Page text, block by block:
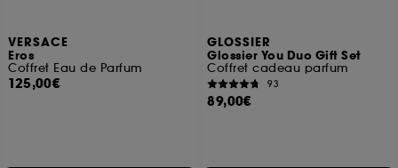
VERSACE
Eros
Coffret Eau de Parfum
125,00€
GLOSSIER
Glossier You Duo Gift Set
Coffret cadeau parfum
93
89,00€